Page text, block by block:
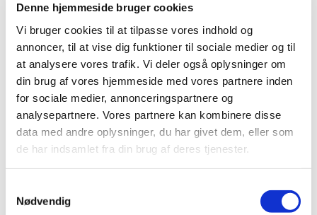
Denne hjemmeside bruger cookies
Vi bruger cookies til at tilpasse vores indhold og
annoncer, til at vise dig funktioner til sociale medier og til
at analysere vores trafik. Vi deler også oplysninger om
din brug af vores hjemmeside med vores partnere inden
for sociale medier, annonceringspartnere og
analysepartnere. Vores partnere kan kombinere disse
data med andre oplysninger, du har givet dem, eller som
de har indsamlet fra din brug af deres tjenester.
Nødvendig